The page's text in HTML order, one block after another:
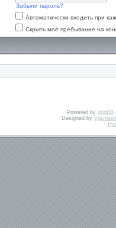
Забыли пароль?
Автоматически входить при
Скрыть моё пребывание на
Powered by phpBB
Designed by